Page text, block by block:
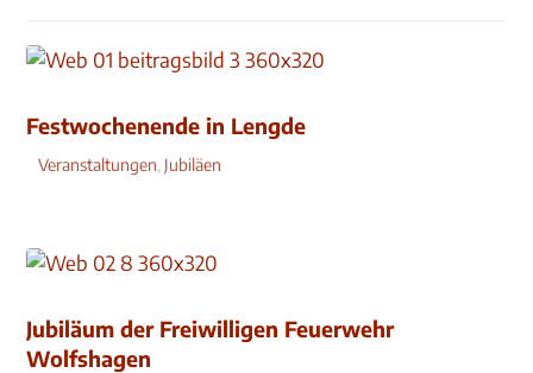
Festwochenende in Lengde
Veranstaltungen, Jubiläen
Jubiläum der Freiwilligen Feuerwehr
Wolfshagen